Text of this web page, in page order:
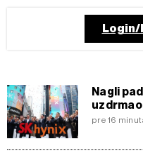
Nagli
pre 16